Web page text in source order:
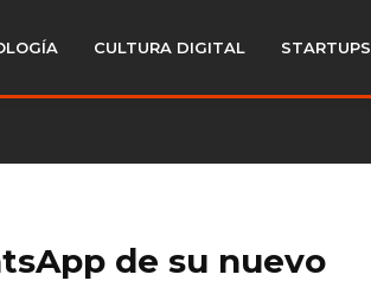
CULTURA DIGITAL STARTUPS
de su nuevo